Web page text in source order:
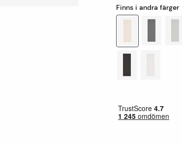
Finns i andra färger